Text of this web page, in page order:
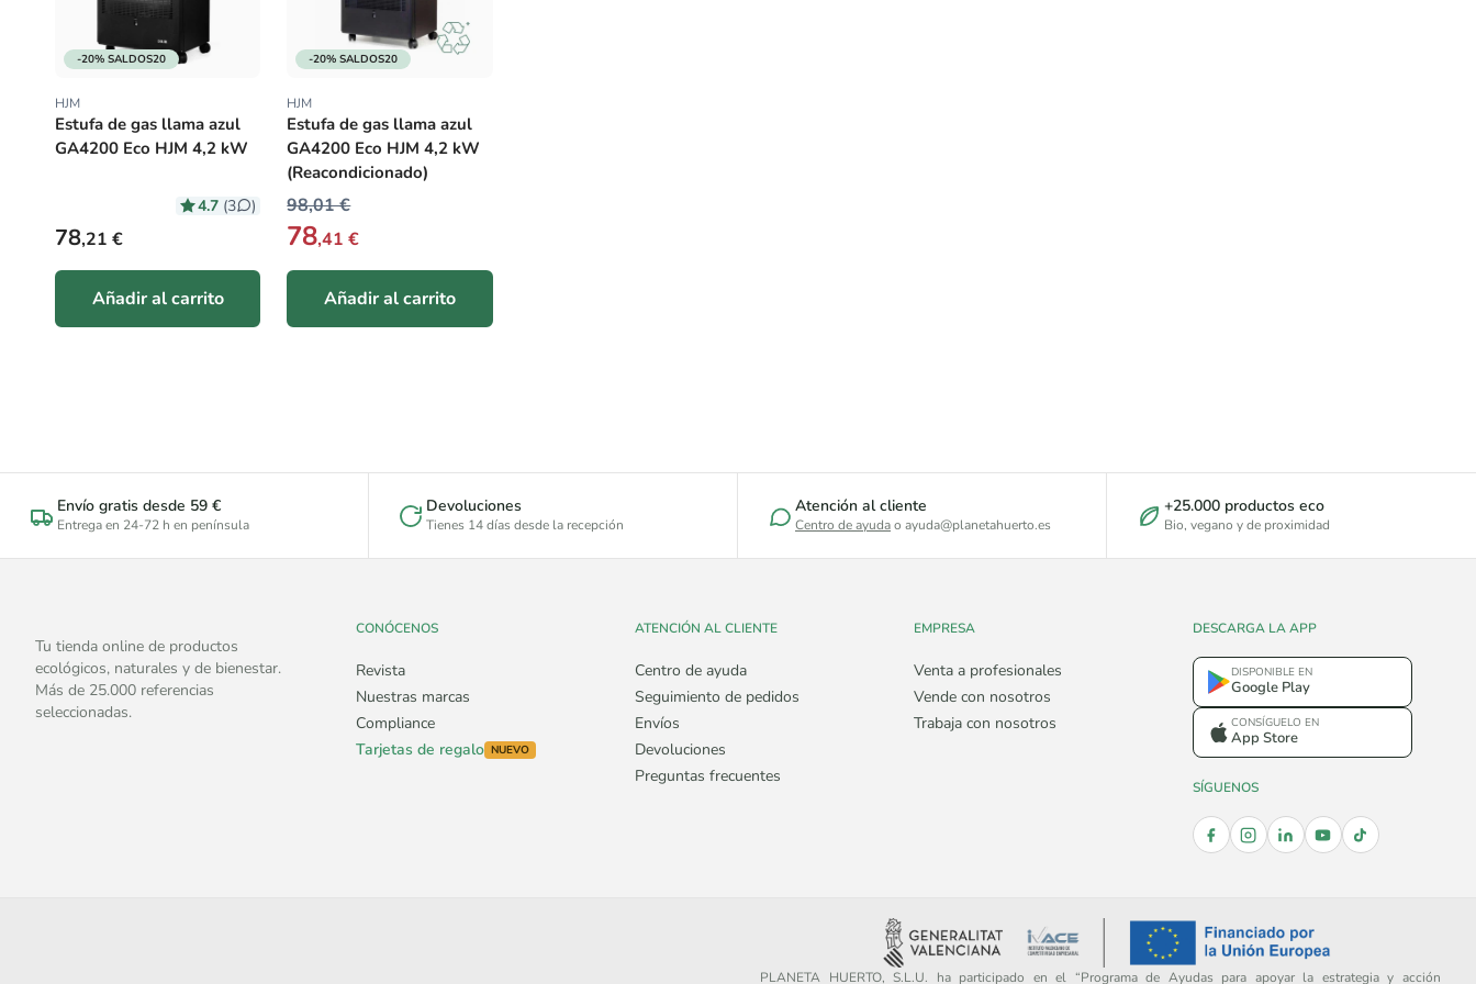
-20% SALDOS20
Proveedor:
HJM
Estufa de gas llama azul
GA4200 Eco HJM 4,2 kW
4.7 (3 )
Precio habitual
78,21 €
Añadir al carrito
-20% SALDOS20
Proveedor:
HJM
Estufa de gas llama azul
GA4200 Eco HJM 4,2 kW
(Reacondicionado)
98,01 €
78,41 €
Añadir al carrito
Envío gratis desde 59 €
Entrega en 24-72 h en península
Devoluciones
Tienes 14 días desde la recepción
Atención al cliente
Centro de ayudao ayuda@planetahuerto.es
+25.000 productos eco
Bio, vegano y de proximidad
Tu tienda online de productos
ecológicos, naturales y de bienestar.
Más de 25.000 referencias
seleccionadas.
CONÓCENOS
Revista
Nuestras marcas
Compliance
Tarjetas de regalo NUEVO
ATENCIÓN AL CLIENTE
Centro de ayuda
Seguimiento de pedidos
Envíos
Devoluciones
Preguntas frecuentes
EMPRESA
Venta a profesionales
Vende con nosotros
Trabaja con nosotros
DESCARGA LA APP
DISPONIBLE EN
Google Play
CONSÍGUELO EN
App Store
SÍGUENOS
PLANETA HUERTO, S.L.U. ha participado en el “Programa de Ayudas para apoyar la estrategia y acción